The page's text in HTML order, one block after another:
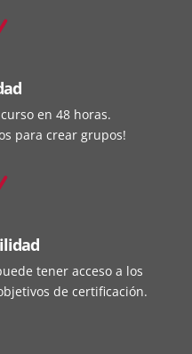
en 48 horas.
para crear grupos!
tener acceso a los
de certificación.